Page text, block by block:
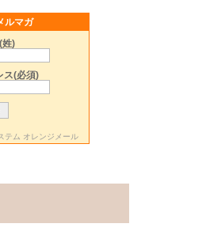
ルマガ
姓)
ス(必須)
テム オレンジメール